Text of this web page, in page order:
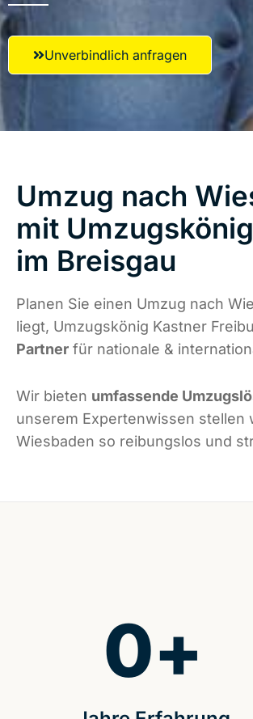
Unverbindlich anfragen
Umzug nach
mit
im Breisgau
Planen Sie einen Umzug nach
liegt, Umzugskönig Kastner
Partner für nationale &
Wir bieten umfassende
unserem Expertenwissen stellen
Wiesbaden so reibungslos und
0+